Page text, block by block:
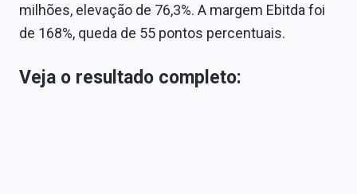
milhões, elevação de 76,3%. A margem Ebitda foi
de 168%, queda de 55 pontos percentuais.
Veja o resultado completo: